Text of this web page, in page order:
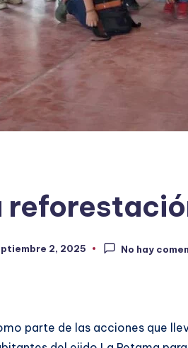
2, 2025 No hay
parte de las acciones que